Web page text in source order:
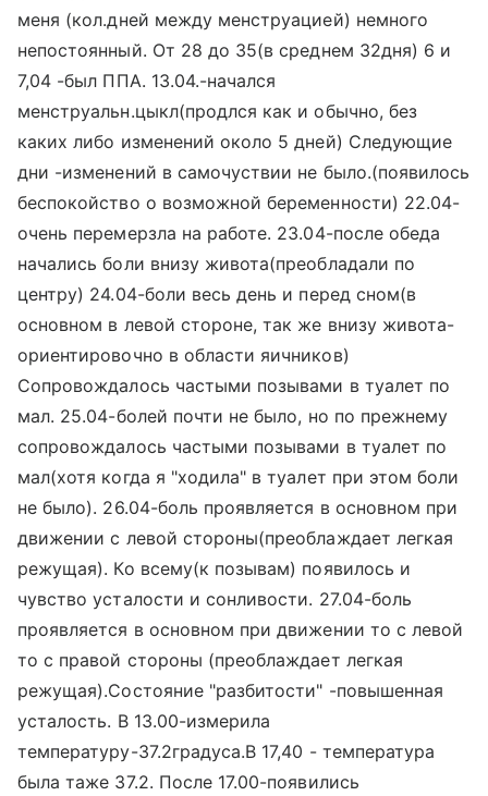
меня (кол.дней между менструацией) немного
непостоянный. От 28 до 35(в среднем 32дня) 6 и
7,04 -был ППА. 13.04.-начался
менструальн.цыкл(продлся как и обычно, без
каких либо изменений около 5 дней) Следующие
дни -изменений в самочуствии не было.(появилось
беспокойство о возможной беременности) 22.04-
очень перемерзла на работе. 23.04-после обеда
начались боли внизу живота(преобладали по
центру) 24.04-боли весь день и перед сном(в
основном в левой стороне, так же внизу живота-
ориентировочно в области яичников)
Сопровождалось частыми позывами в туалет по
мал. 25.04-болей почти не было, но по прежнему
сопровождалось частыми позывами в туалет по
мал(хотя когда я "ходила" в туалет при этом боли
не было). 26.04-боль проявляется в основном при
движении с левой стороны(преоблаждает легкая
режущая). Ко всему(к позывам) появилось и
чувство усталости и сонливости. 27.04-боль
проявляется в основном при движении то с левой
то с правой стороны (преоблаждает легкая
режущая).Состояние "разбитости" -повышенная
усталость. В 13.00-измерила
температуру-37.2градуса.В 17,40 - температура
была таже 37.2. После 17.00-появились